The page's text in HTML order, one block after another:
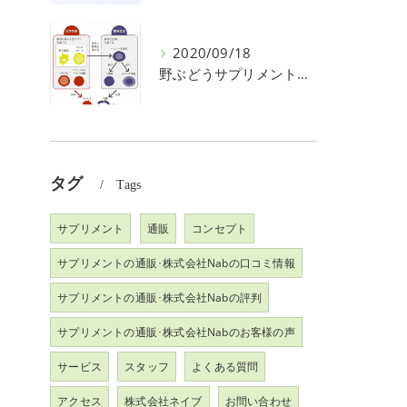
2020/09/18
野ぶどうサプリメントの免疫活性効果測定
タグ Tags
サプリメント 通販 コンセプト
サプリメントの通販･株式会社Nabの口コミ情報
サプリメントの通販･株式会社Nabの評判
サプリメントの通販･株式会社Nabのお客様の声
サービス スタッフ よくある質問
アクセス 株式会社ネイブ お問い合わせ